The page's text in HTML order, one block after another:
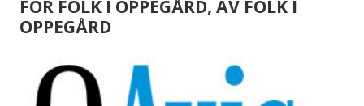
FOR FOLK I OPPEGÅRD, AV FOLK I
OPPEGÅRD